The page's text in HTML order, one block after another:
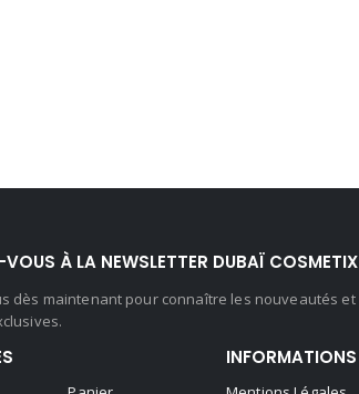
À LA NEWSLETTER DUBAÏ COSMETIX
dès maintenant pour connaître les nouveautés et
INFORMATIONS